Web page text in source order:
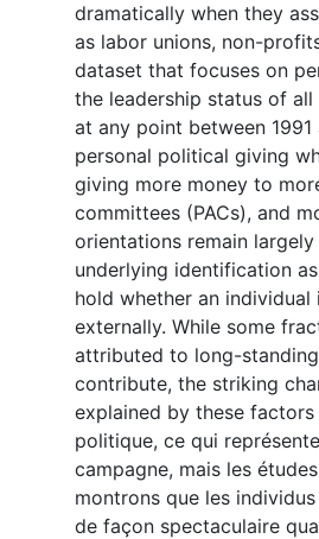
dramatically when they
as labor unions, non-
dataset that focuses on
the leadership status of all
at any point between
personal political giving
giving more money to
committees (PACs), and
orientations remain
underlying identification
hold whether an
externally. While some
attributed to long-
contribute, the striking
explained by these
politique, ce qui
campagne, mais les
montrons que les
de façon spectaculaire